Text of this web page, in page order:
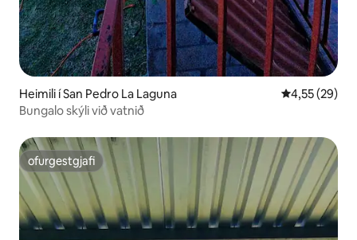
Heimili í San Pedro La Laguna 4,55 af 5 í
4,55 (29)
Bungalo skýli við vatnið
ofurgestgjafi
ofurgestgjafi